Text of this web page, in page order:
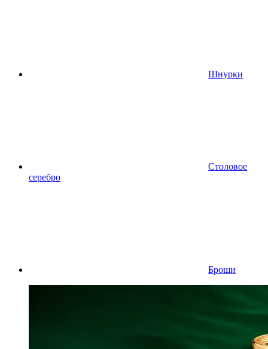
Шнурки
Столовое
серебро
Броши